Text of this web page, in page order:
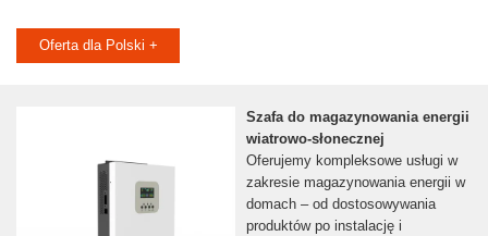
Oferta dla Polski +
Szafa do magazynowania energii
wiatrowo-słonecznej
Oferujemy kompleksowe usługi w
zakresie magazynowania energii w
domach – od dostosowywania
produktów po instalację i